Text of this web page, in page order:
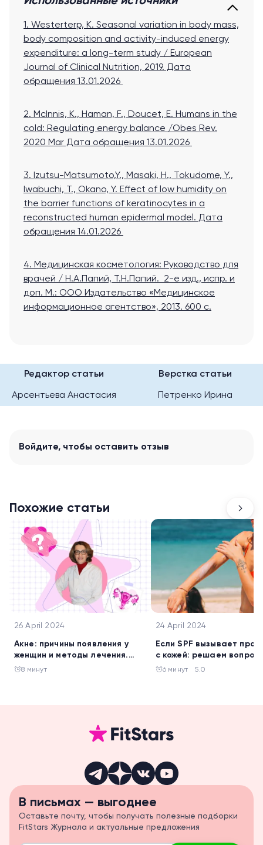
1. Westerterp, К. Seasonal variation in body mass,
body composition and activity-induced energy
expenditure: a long-term study / European
Journal of Clinical Nutrition, 2019. Дата
обращения 13.01.2026
2. McInnis, К., Haman, F., Doucet, E. Humans in the
cold: Regulating energy balance /Obes Rev.
2020 Mar Дата обращения 13.01.2026
3. Izutsu-Matsumoto,Y., Masaki, H., Tokudome, Y.,
Iwabuchi, T., Okano, Y. Effect of low humidity on
the barrier functions of keratinocytes in a
reconstructed human epidermal model. Дата
обращения 14.01.2026
4. Медицинская косметология: Руководство для
врачей / Н.А.Папий, Т.Н.Папий. 2-е изд., испр. и
доп. М.: ООО Издательство «Медицинское
информационное агентство», 2013. 600 с.
Редактор статьи Верстка статьи
Арсентьева Анастасия Петренко Ирина
Войдите, чтобы оставить отзыв
Похожие статьи
26 April 2024
Акне: причины появления у
женщин и методы лечения.
Взгляд врача-гинеколога
8 минут
24 April 2024
Если SPF вызывает
с кожей: решаем вопрос
экспертами
6 минут 5.0
В письмах — выгоднее
Оставьте почту, чтобы получать полезные подборки
FitStars Журнала и актуальные предложения